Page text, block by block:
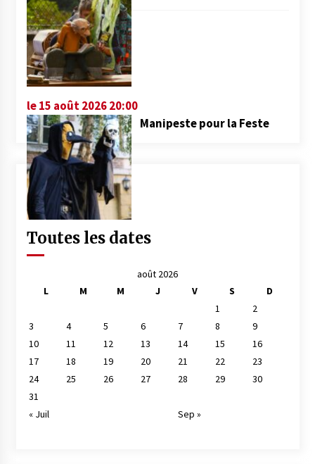
le 15 août 2026 20:00
Manipeste pour la Feste
Toutes les dates
août 2026
L
M M J V S
D
1
2
3
4 5 6 7 8
9
10
11 12 13 14 15
16
17
18 19 20 21 22
23
24
25 26 27 28 29
30
31
« Juil
Sep »